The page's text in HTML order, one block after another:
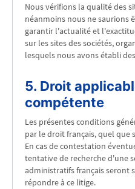
Nous vérifions la qualité des
néanmoins nous ne saurions
garantir l'actualité et
sur les sites des sociétés,
lesquels nous avons établi
5. Droit
compétente
Les présentes conditions
par le droit français, quel
En cas de contestation
tentative de recherche d'une
administratifs français seront
répondre à ce litige.